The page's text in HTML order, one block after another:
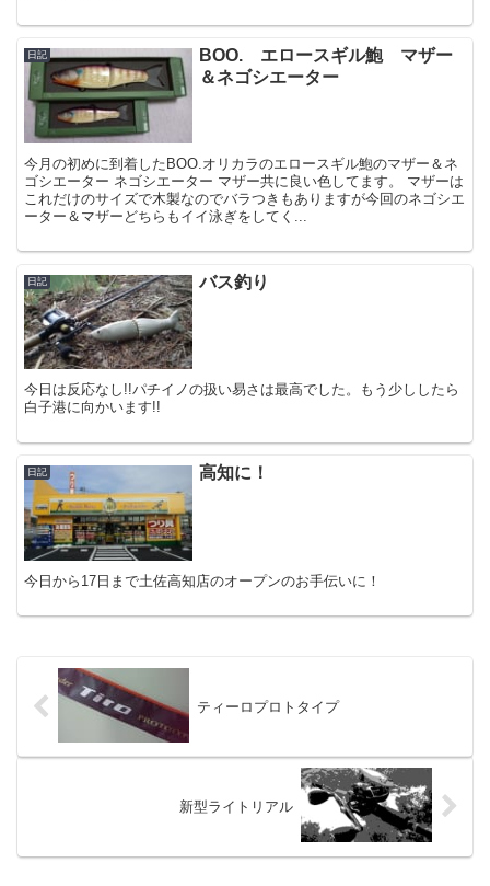
日記
BOO. エロースギル鮑 マザー
＆ネゴシエーター
今月の初めに到着したBOO.オリカラのエロースギル鮑のマザー＆ネ
ゴシエーター ネゴシエーター マザー共に良い色してます。 マザーは
これだけのサイズで木製なのでバラつきもありますが今回のネゴシエ
ーター＆マザーどちらもイイ泳ぎをしてく...
日記 バス釣り
今日は反応なし!!パチイノの扱い易さは最高でした。もう少ししたら
白子港に向かいます!!
日記 高知に！
今日から17日まで土佐高知店のオープンのお手伝いに！
ティーロプロトタイプ
新型ライトリアル